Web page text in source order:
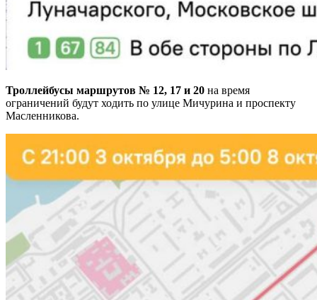
Троллейбусы маршрутов № 12, 17 и 20 на время
ограничений будут ходить по улице Мичурина и проспекту
Масленникова.